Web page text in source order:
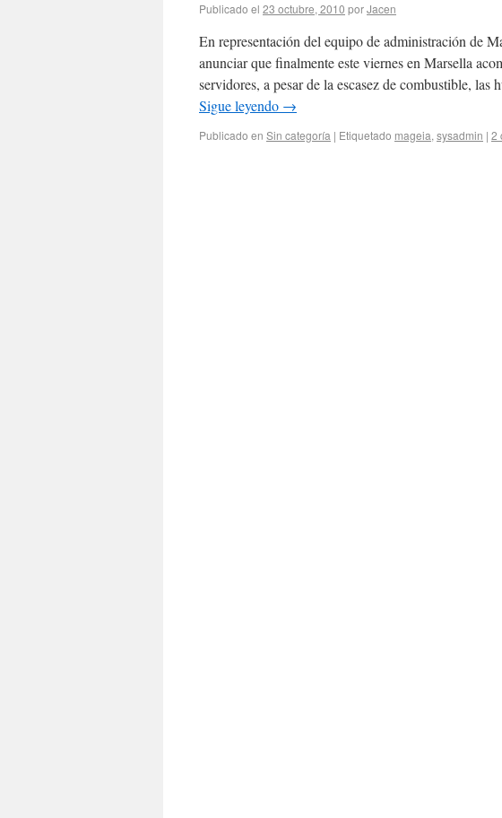
Publicado el 23 octubre, 2010 porJacen
En representación del equipo de administración de
anunciar que finalmente este viernes en Marsella
servidores, a pesar de la escasez de combustible,
Sigue leyendo →
Publicado en Sin categoría | Etiquetado mageia, sysadmin | 2